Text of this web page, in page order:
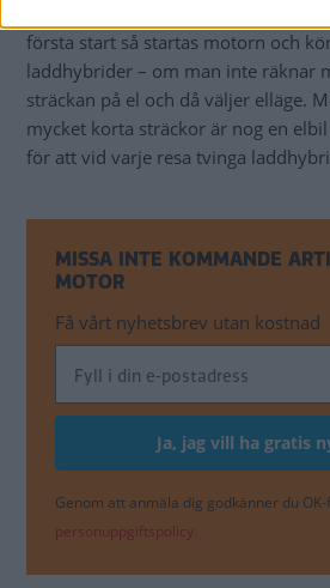
första start så startas motorn och
laddhybrider – om man inte räknar
sträckan på el och då väljer elläge.
mycket korta sträckor är nog en
för att vid varje resa tvinga
MISSA INTE KOMMANDE
MOTOR
Få vårt nyhetsbrev utan kostnad
Genom att anmäla dig godkänner du
personuppgiftspolicy.